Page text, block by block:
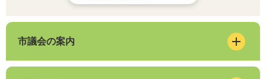
市議会の案内